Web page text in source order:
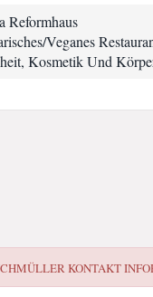
Reformhaus
Veganes
Kosmetik Und
KONTAKT